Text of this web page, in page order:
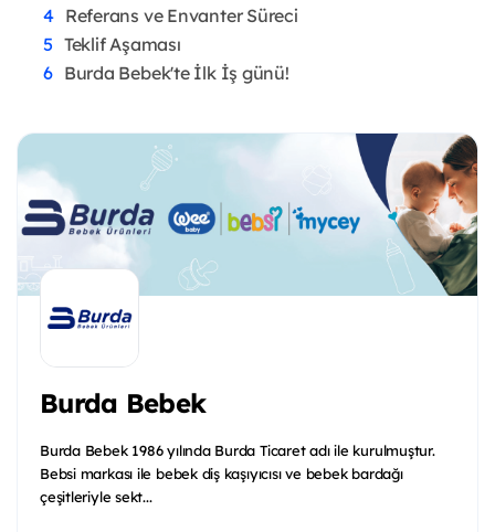
Referans ve Envanter Süreci
Teklif Aşaması
Burda Bebek'te İlk İş günü!
Burda Bebek
Burda Bebek 1986 yılında Burda Ticaret adı ile kurulmuştur.
Bebsi markası ile bebek diş kaşıyıcısı ve bebek bardağı
çeşitleriyle sekt...